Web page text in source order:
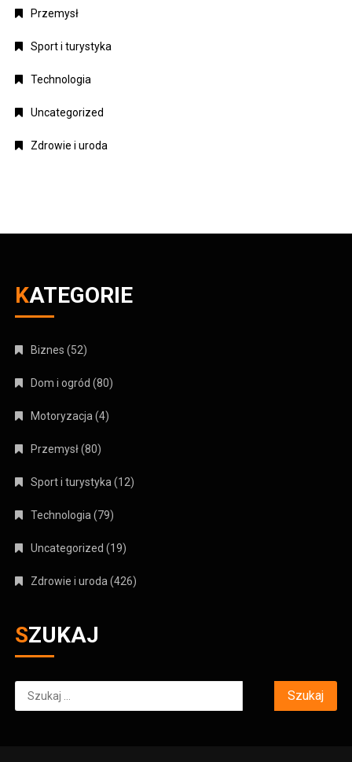
Przemysł
Sport i turystyka
Technologia
Uncategorized
Zdrowie i uroda
KATEGORIE
Biznes (52)
Dom i ogród (80)
Motoryzacja (4)
Przemysł(80)
Sport i turystyka (12)
Technologia (79)
Uncategorized (19)
Zdrowie i uroda (426)
SZUKAJ
Szukaj: